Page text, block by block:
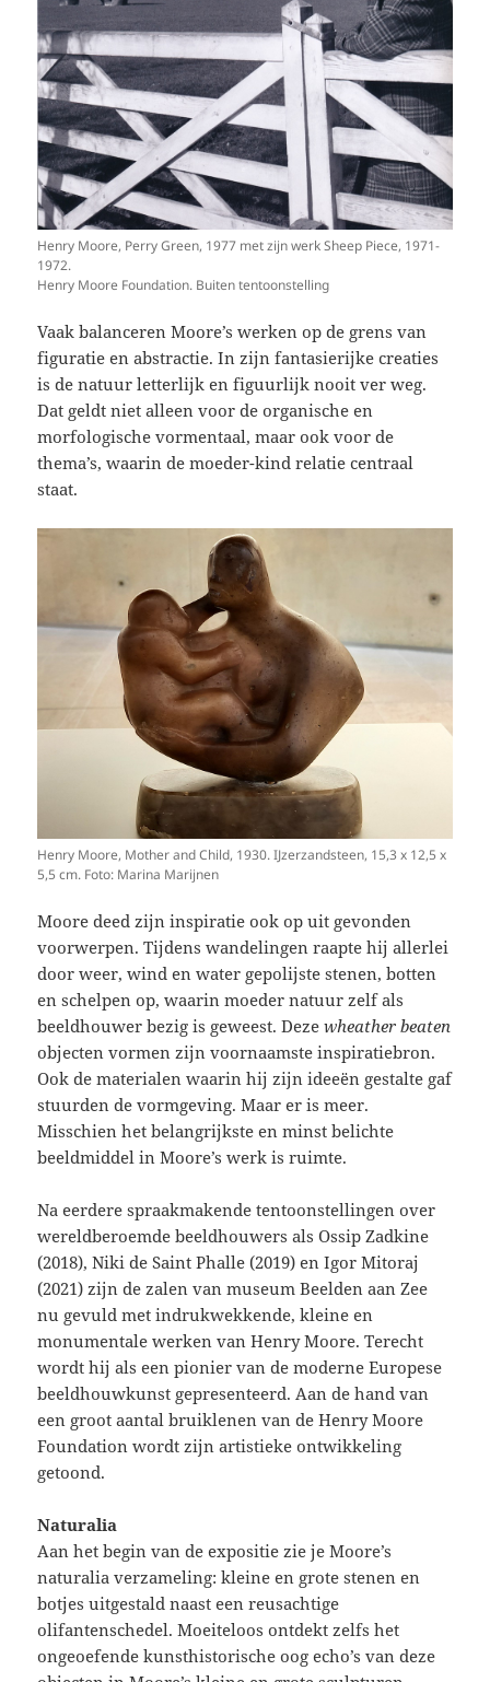
Henry Moore, Perry Green, 1977 met zijn werk Sheep Piece, 1971-
1972.
Henry Moore Foundation. Buiten tentoonstelling
Vaak balanceren Moore’s werken op de grens van
figuratie en abstractie. In zijn fantasierijke creaties
is de natuur letterlijk en figuurlijk nooit ver weg.
Dat geldt niet alleen voor de organische en
morfologische vormentaal, maar ook voor de
thema’s, waarin de moeder-kind relatie centraal
staat.
Henry Moore, Mother and Child, 1930. IJzerzandsteen, 15,3 x 12,5 x
5,5 cm. Foto: Marina Marijnen
Moore deed zijn inspiratie ook op uit gevonden
voorwerpen. Tijdens wandelingen raapte hij allerlei
door weer, wind en water gepolijste stenen, botten
en schelpen op, waarin moeder natuur zelf als
beeldhouwer bezig is geweest. Dezewheather beaten
objecten vormen zijn voornaamste inspiratiebron.
Ook de materialen waarin hij zijn ideeën gestalte gaf
stuurden de vormgeving. Maar er is meer.
Misschien het belangrijkste en minst belichte
beeldmiddel in Moore’s werk is ruimte.
Na eerdere spraakmakende tentoonstellingen over
wereldberoemde beeldhouwers als Ossip Zadkine
(2018), Niki de Saint Phalle (2019) en Igor Mitoraj
(2021) zijn de zalen van museum Beelden aan Zee
nu gevuld met indrukwekkende, kleine en
monumentale werken van Henry Moore. Terecht
wordt hij als een pionier van de moderne Europese
beeldhouwkunst gepresenteerd. Aan de hand van
een groot aantal bruiklenen van de Henry Moore
Foundation wordt zijn artistieke ontwikkeling
getoond.
Naturalia
Aan het begin van de expositie zie je Moore’s
naturalia verzameling: kleine en grote stenen en
botjes uitgestald naast een reusachtige
olifantenschedel. Moeiteloos ontdekt zelfs het
ongeoefende kunsthistorische oog echo’s van deze